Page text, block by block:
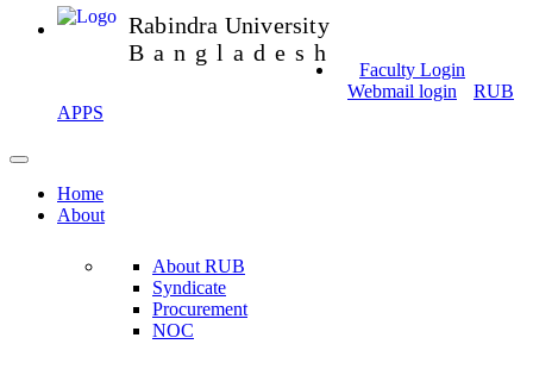
Rabindra University
Bangladesh
Faculty Login
Webmail login
RUB
APPS
Home
About
About RUB
Syndicate
Procurement
NOC